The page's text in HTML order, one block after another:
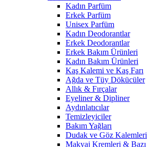
Kadın Parfüm
Erkek Parfüm
Unisex Parfüm
Kadın Deodorantlar
Erkek Deodorantlar
Erkek Bakım Ürünleri
Kadın Bakım Ürünleri
Kaş Kalemi ve Kaş Farı
Ağda ve Tüy Dökücüler
Allık & Fırçalar
Eyeliner & Dipliner
Aydınlatıcılar
Temizleyiciler
Bakım Yağları
Dudak ve Göz Kalemleri
Makyaj Kremleri & Bazı